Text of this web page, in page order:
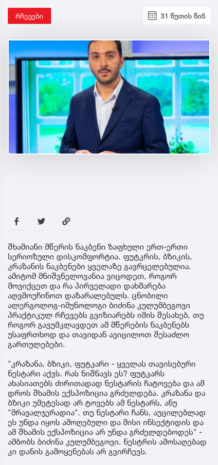
რჩევები 31 წუთის წინ
შხამიანი მწერის ნაკბენი ზაფხული ერთ-ერთი
სერიოზული დისკომფორტია. ფუტკრის, ბზიკის,
კრაზანის ნაკბენები ყველაზე გავრცელებულია.
ამიტომ მნიშვნელოვანია ვიცოდეთ, როგორ
მოვიქცეთ და რა პირველადი დახმარება
აღვმოუჩინოთ დაზარალებულს. ცნობილი
ალერგოლოგ-იმუნოლოგი ბიძინა კულუმბეგოვი
პრაქტიკულ რჩევებს გვიზიარებს იმის შესახებ, თუ
როგორ გავუმკლავდეთ ამ მწერების ნაკბენებს
უსაფრთხოდ და თავიდან ავიცილოთ შესაძლო
გართულებები.
"კრაზანა, ბზიკი, ფუტკარი - ყველას თავისებური
ნესტარი აქვს. რას ნიშნავს ეს? ფუტკარს
ახასიათებს ძირითადად ნესტარის ჩატოვება და ამ
დროს შხამის ექსპოზიცია გრძელდება. კრაზანა და
ბზიკი უმეტესად არ ტოვებს ამ ნესტარს, ანუ
"მრავალჯერადია". თუ ნესტარი ჩანს, აუცილებლად
ეს უნდა იყოს ამოღებული და მისი ინსექტიდის და
ამ შხამის ექსპოზიცია არ უნდა გრძელდებოდეს" -
ამბობს ბიძინა კულუმბეგოვი. ნესტრის ამოსაღებად
კი დანის გამოყენებას არ გვირჩევს.